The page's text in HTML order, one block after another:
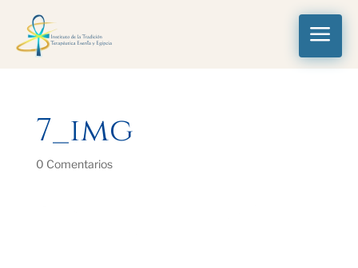
a
7_img
0 Comentarios